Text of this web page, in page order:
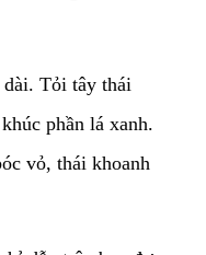
dài. Tỏi tây thái
phần lá xanh.
vỏ, thái khoanh